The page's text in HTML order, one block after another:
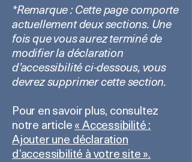
*Remarque : Cette page comporte
actuellement deux sections. Une
fois que vous aurez terminé de
modifier la déclaration
d’accessibilité ci-dessous, vous
devrez supprimer cette section.
Pour en savoir plus, consultez
notre article« Accessibilité :
Ajouter une déclaration
d’accessibilité à votre site ».